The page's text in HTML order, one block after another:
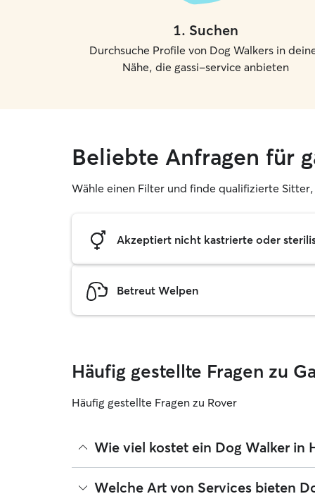
1. Suchen
Durchsuche Profile von Dog Walkers in
Nähe, die gassi-service anbieten
Beliebte Anfragen für
Wähle einen Filter und finde qualifizierte
Akzeptiert nicht kastrierte oder
Betreut Welpen
Häufig gestellte Fragen zu
Häufig gestellte Fragen zu Rover
Wie viel kostet ein Dog Walker in
Dog Walker können ihre Preise bei Rover frei
betragen seit August 2026 etwa 15 pro Gassi-
Welche Art von Services bieten